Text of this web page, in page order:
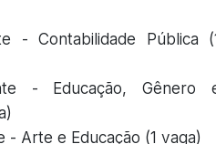
- Contabilidade Pública
- Educação, Gênero
- Arte e Educação (1 vaga)